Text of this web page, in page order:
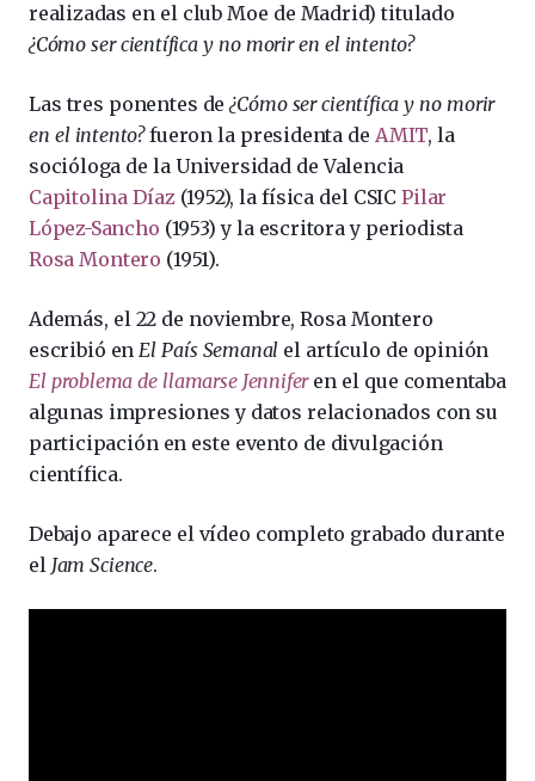
realizadas en el club Moe de Madrid) titulado
¿Cómo ser científica y no morir en el intento?
Las tres ponentes de¿Cómo ser científica y no morir
en el intento?fueron la presidenta deAMIT, la
socióloga de la Universidad de Valencia
Capitolina Díaz(1952), la física del CSICPilar
López-Sancho (1953) y la escritora y periodista
Rosa Montero (1951).
Además, el 22 de noviembre, Rosa Montero
escribió enEl País Semanal el artículo de opinión
El problema de llamarse Jenniferen el que comentaba
algunas impresiones y datos relacionados con su
participación en este evento de divulgación
científica.
Debajo aparece el vídeo completo grabado durante
el Jam Science.